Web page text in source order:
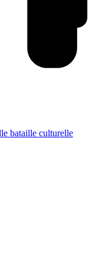
bataille culturelle